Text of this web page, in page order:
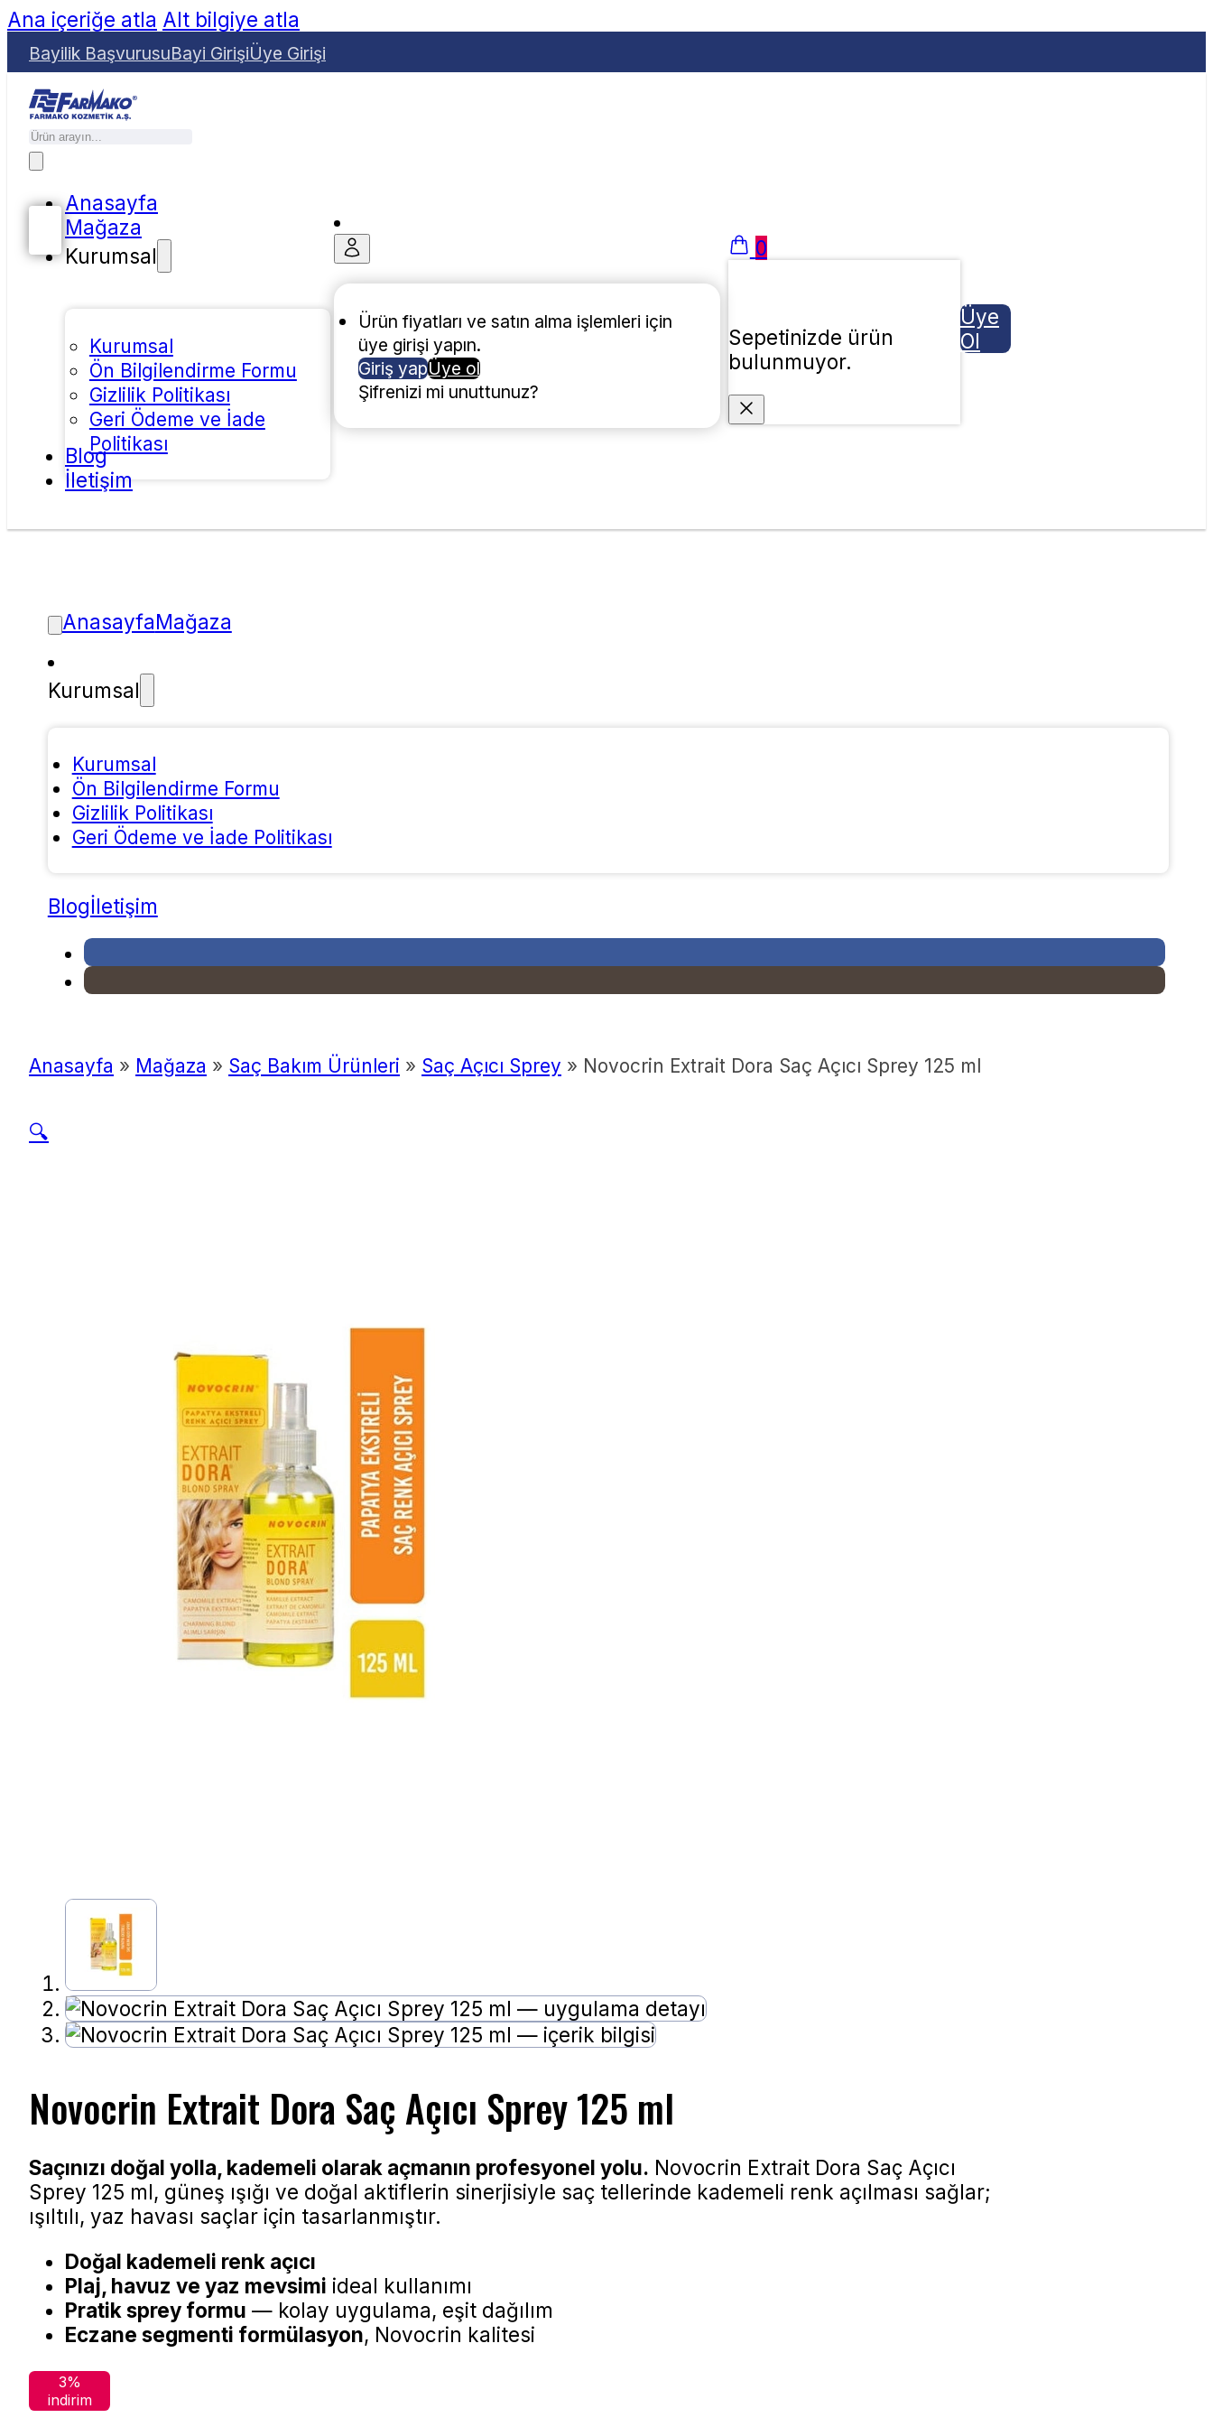
Ana içeriğe atla Alt bilgiye atla
Bayilik BaşvurusuBayi GirişiÜye Girişi
Anasayfa
Mağaza
Kurumsal
Kurumsal
Ön Bilgilendirme Formu
Gizlilik Politikası
Geri Ödeme ve İade
Politikası
Blog
İletişim
Ürün fiyatları ve satın alma işlemleri için
üye girişi yapın.
Giriş yapÜye ol
Şifrenizi mi unuttunuz?
0
Sepetinizde ürün
bulunmuyor.
Üye
Ol
AnasayfaMağaza
Kurumsal
Kurumsal
Ön Bilgilendirme Formu
Gizlilik Politikası
Geri Ödeme ve İade Politikası
Blogİletişim
Anasayfa » Mağaza » Saç Bakım Ürünleri » Saç Açıcı Sprey » Novocrin Extrait Dora Saç Açıcı Sprey 125 ml
🔍
Novocrin Extrait Dora Saç Açıcı Sprey 125 ml
Saçınızı doğal yolla, kademeli olarak açmanın profesyonel yolu. Novocrin Extrait Dora Saç Açıcı
Sprey 125 ml, güneş ışığı ve doğal aktiflerin sinerjisiyle saç tellerinde kademeli renk açılması sağlar;
ışıltılı, yaz havası saçlar için tasarlanmıştır.
Doğal kademeli renk açıcı
Plaj, havuz ve yaz mevsimi ideal kullanımı
Pratik sprey formu — kolay uygulama, eşit dağılım
Eczane segmenti formülasyon, Novocrin kalitesi
3%
indirim